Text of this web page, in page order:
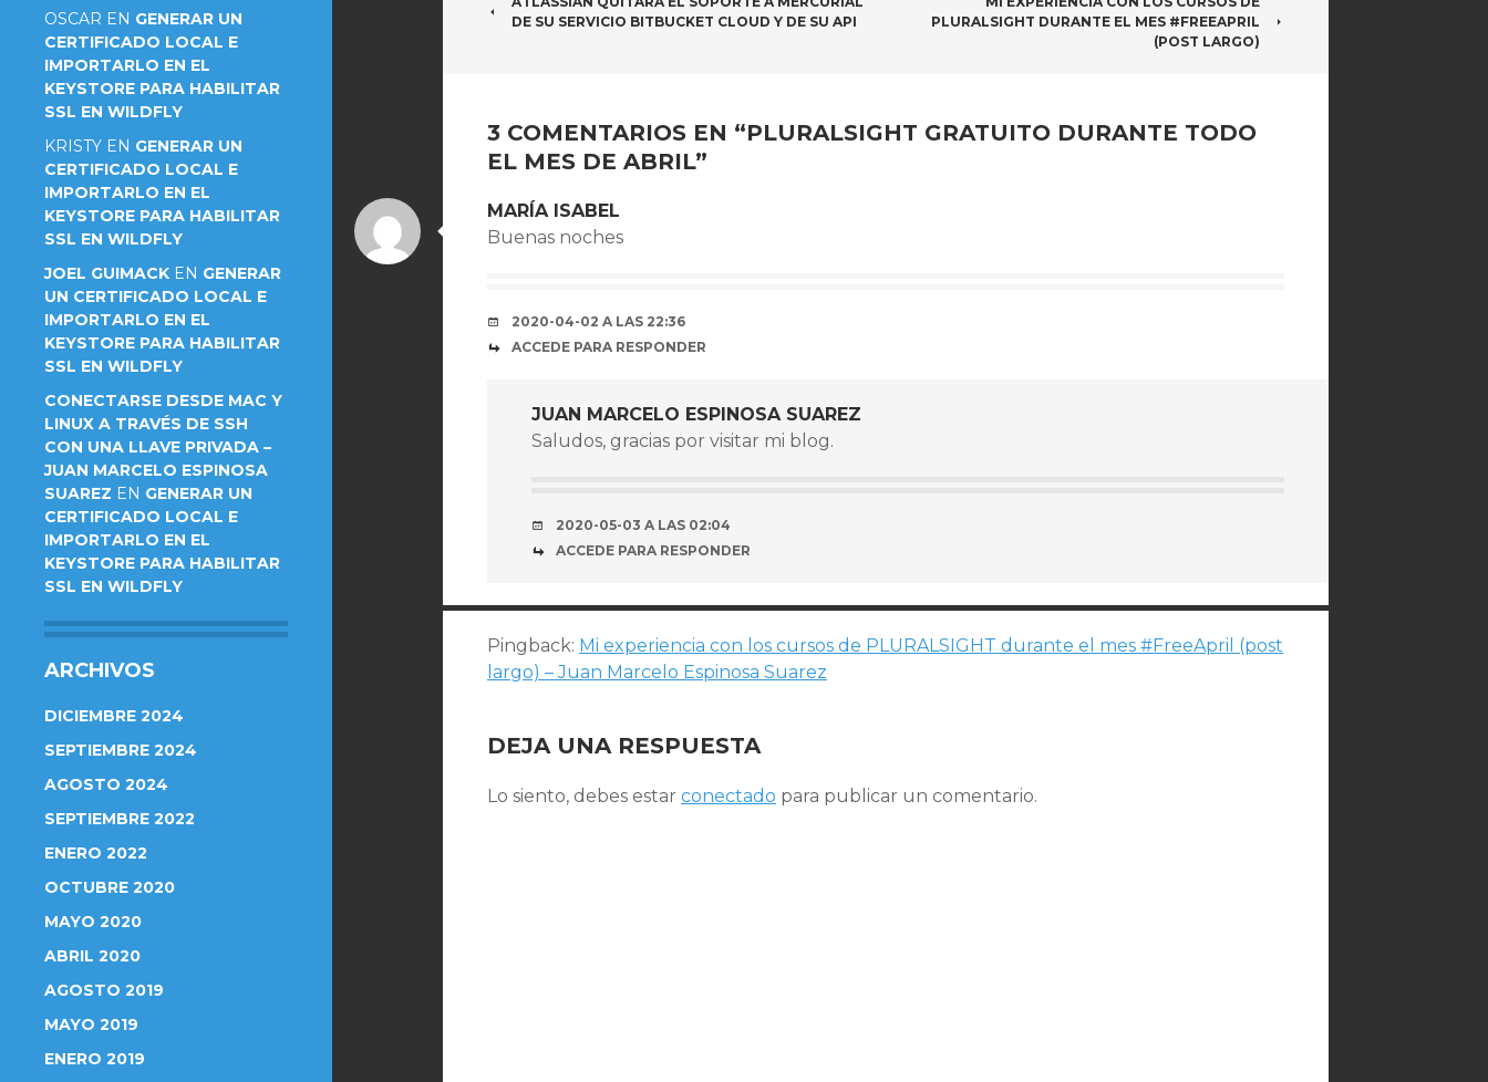
OSCAR EN GENERAR UN
CERTIFICADO LOCAL E
IMPORTARLO EN EL
KEYSTORE PARA HABILITAR
SSL EN WILDFLY
KRISTY EN GENERAR UN
CERTIFICADO LOCAL E
IMPORTARLO EN EL
KEYSTORE PARA HABILITAR
SSL EN WILDFLY
JOEL GUIMACK EN GENERAR
UN CERTIFICADO LOCAL E
IMPORTARLO EN EL
KEYSTORE PARA HABILITAR
SSL EN WILDFLY
CONECTARSE DESDE MAC Y
LINUX A TRAVÉS DE SSH
CON UNA LLAVE PRIVADA –
JUAN MARCELO ESPINOSA
SUAREZ EN GENERAR UN
CERTIFICADO LOCAL E
IMPORTARLO EN EL
KEYSTORE PARA HABILITAR
SSL EN WILDFLY
ARCHIVOS
DICIEMBRE 2024
SEPTIEMBRE 2024
AGOSTO 2024
SEPTIEMBRE 2022
ENERO 2022
OCTUBRE 2020
MAYO 2020
ABRIL 2020
AGOSTO 2019
MAYO 2019
ENERO 2019
NAVEGADOR
DE SU SERVICIO BITBUCKET CLOUD Y DE SU API
PLURALSIGHT DURANTE EL MES #FREEAPRIL
(POST LARGO)
3 COMENTARIOS EN “PLURALSIGHT GRATUITO DURANTE TODO
EL MES DE ABRIL”
MARÍA ISABEL
Buenas noches
2020-04-02 A LAS 22:36
ACCEDE PARA RESPONDER
JUAN MARCELO ESPINOSA SUAREZ
Saludos, gracias por visitar mi blog.
2020-05-03 A LAS 02:04
ACCEDE PARA RESPONDER
Pingback: Mi experiencia con los cursos de PLURALSIGHT durante el mes #FreeApril (post
largo) – Juan Marcelo Espinosa Suarez
DEJA UNA RESPUESTA
Lo siento, debes estar conectado para publicar un comentario.